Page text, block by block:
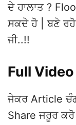
ਦੇ ਹਾਲਾਤ ?
ਸਕਦੇ ਹੋ | ਬਣੇ
ਜੀ..!!
Full
ਜੇਕਰ Article
Share ਜਰੂਰ